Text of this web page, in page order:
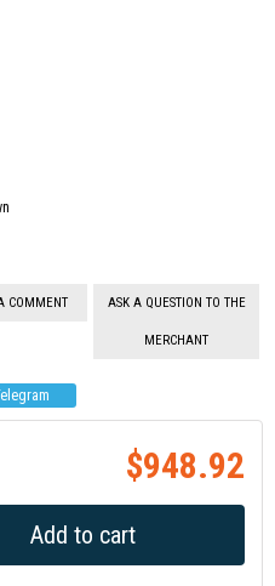
COMMENT ASK A QUESTION TO THE
MERCHANT
$948.92